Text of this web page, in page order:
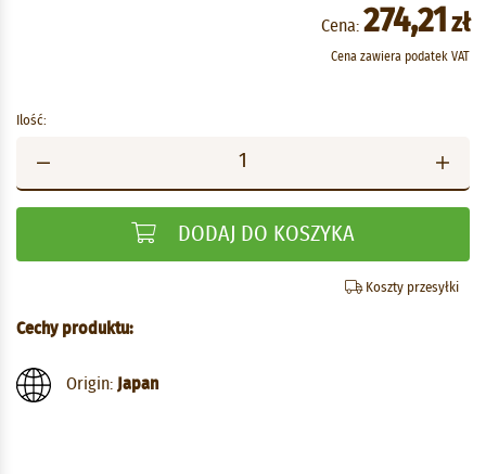
Cena: 274,21 zł
Cena zawiera podatek VAT
Ilość:
DODAJ DO KOSZYKA
Koszty przesyłki
Cechy produktu:
Origin: Japan